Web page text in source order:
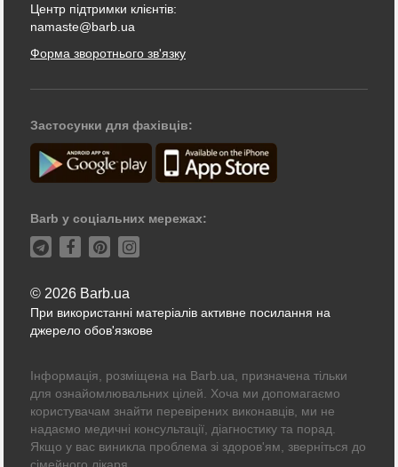
Центр підтримки клієнтів:
namaste@barb.ua
Форма зворотнього зв'язку
Застосунки для фахівців:
Barb у соціальних мережах:
© 2026 Barb.ua
При використанні матеріалів активне посилання на
джерело обов'язкове
Інформація, розміщена на Barb.ua, призначена тільки
для ознайомлювальних цілей. Хоча ми допомагаємо
користувачам знайти перевірених виконавців, ми не
надаємо медичні консультації, діагностику та порад.
Якщо у вас виникла проблема зі здоров'ям, зверніться до
сімейного лікаря.